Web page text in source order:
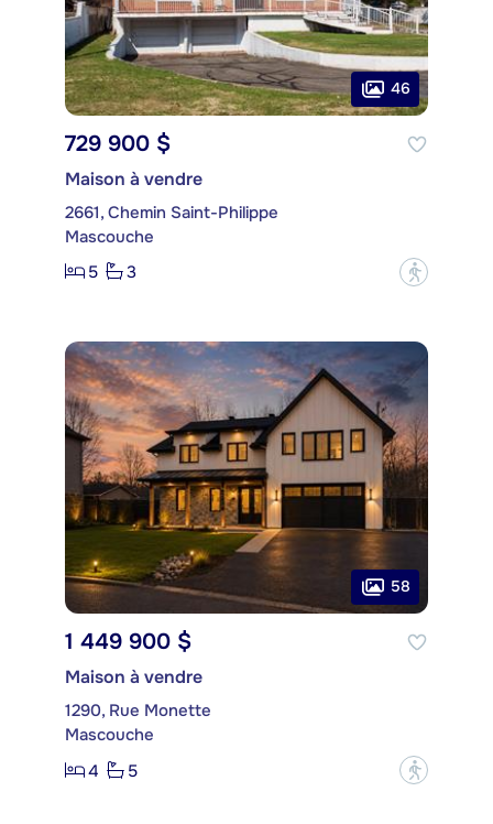
46
729 900 $
Maison à vendre
2661, Chemin Saint-Philippe
Mascouche
5
3 ?
58
1 449 900 $
Maison à vendre
1290, Rue Monette
Mascouche
4
5 ?